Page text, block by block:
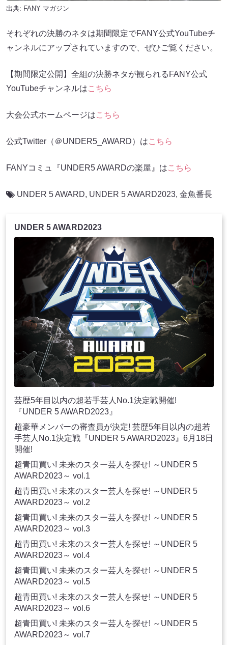
出典: FANY マガジン
それぞれの決勝のネタは期間限定でFANY公式YouTubeチ
ャンネルにアップされていますので、ぜひご覧ください。
【期間限定公開】全組の決勝ネタが観られるFANY公式
YouTubeチャンネルはこちら
大会公式ホームページはこちら
公式Twitter（＠UNDER5_AWARD）はこちら
FANYコミュ『UNDER5 AWARDの楽屋』はこちら
UNDER 5 AWARD, UNDER 5 AWARD2023, 金魚番長
UNDER 5 AWARD2023
芸歴5年目以内の超若手芸人No.1決定戦開催!
『UNDER 5 AWARD2023』
超豪華メンバーの審査員が決定! 芸歴5年目以内の超若
手芸人No.1決定戦『UNDER 5 AWARD2023』6月18日
開催!
超青田買い! 未来のスター芸人を探せ! ～UNDER 5
AWARD2023～ vol.1
超青田買い! 未来のスター芸人を探せ! ～UNDER 5
AWARD2023～ vol.2
超青田買い! 未来のスター芸人を探せ! ～UNDER 5
AWARD2023～ vol.3
超青田買い! 未来のスター芸人を探せ! ～UNDER 5
AWARD2023～ vol.4
超青田買い! 未来のスター芸人を探せ! ～UNDER 5
AWARD2023～ vol.5
超青田買い! 未来のスター芸人を探せ! ～UNDER 5
AWARD2023～ vol.6
超青田買い! 未来のスター芸人を探せ! ～UNDER 5
AWARD2023～ vol.7